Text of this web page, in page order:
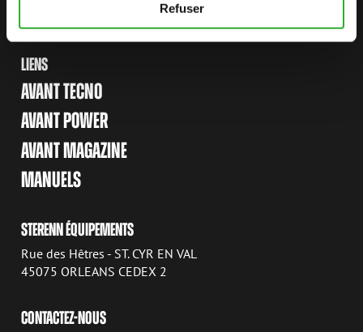
Refuser
LIENS
AVANT TECNO
AVANT POWER
AVANT MAGAZINE
MANUELS
STERENN ÉQUIPEMENTS
Rue des Hêtres - ST. CYR EN VAL
45075 ORLEANS CEDEX 2
CONTACTEZ-NOUS